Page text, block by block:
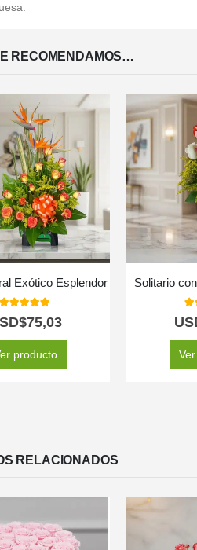
RECOMENDAMOS…
Exótico Esplendor
75,03
producto
Solitario
RELACIONADOS